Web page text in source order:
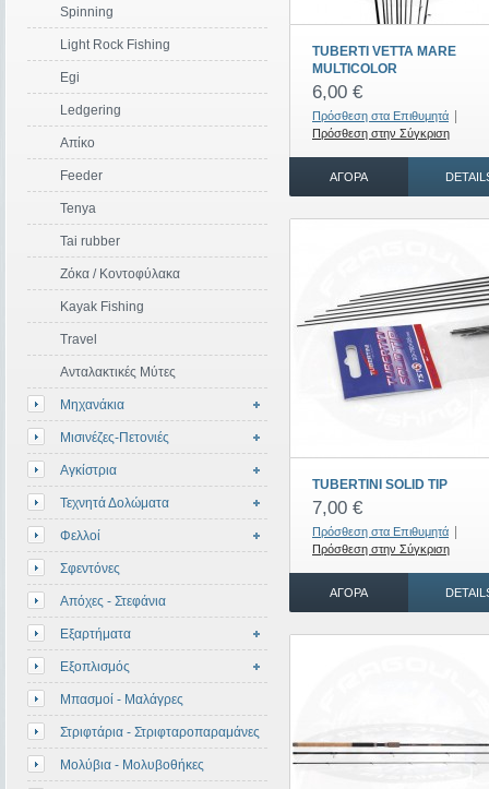
TUBERTI VETTA MARE
MULTICOLOR
6,00 €
Πρόσθεση στα Επιθυμητά
Πρόσθεση στην Σύγκριση
ΑΓΟΡΆ
TUBERTINI SOLID TIP
7,00 €
Πρόσθεση στα Επιθυμητά
Πρόσθεση στην Σύγκριση
ΑΓΟΡΆ
Spinning
Light Rock Fishing
Egi
Ledgering
Απίκο
Feeder
Tenya
Tai rubber
Ζόκα / Κοντοφύλακα
Kayak Fishing
Travel
Ανταλακτικές Μύτες
Μηχανάκια
Μισινέζες-Πετονιές
Αγκίστρια
Τεχνητά Δολώματα
Φελλοί
Σφεντόνες
Απόχες - Στεφάνια
Εξαρτήματα
Εξοπλισμός
Μπασμοί - Μαλάγρες
Στριφτάρια - Στριφταροπαραμάνες
Μολύβια - Μολυβοθήκες